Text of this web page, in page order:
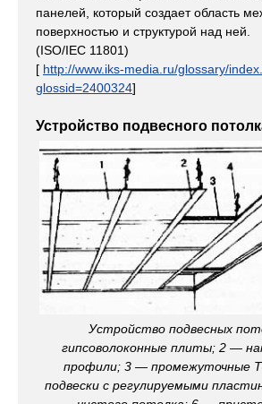
панелей, который создает область
поверхностью и структурой над ней.
(ISO/IEC 11801)
[ http://www.iks-media.ru/glossary/
glossid=2400324]
Устройство подвесного
Устройство подвесных
гипсоволоконные плиты; 2 —
профили; 3 — промежуточные
подвески с регулируемыми